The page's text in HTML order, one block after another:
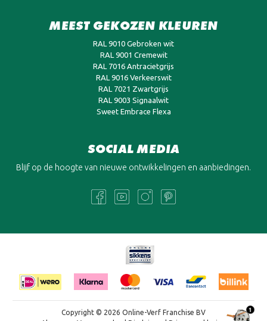
MEEST GEKOZEN KLEUREN
RAL 9010 Gebroken wit
RAL 9001 Cremewit
RAL 7016 Antracietgrijs
RAL 9016 Verkeerswit
RAL 7021 Zwartgrijs
RAL 9003 Signaalwit
Sweet Embrace Flexa
SOCIAL MEDIA
Blijf op de hoogte van nieuwe ontwikkelingen en aanbiedingen.
Copyright © 2026 Online-Verf Franchise BV
1